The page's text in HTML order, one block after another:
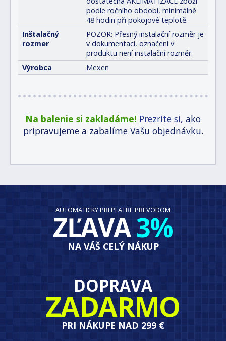
podle ročního období, minimálně
48 hodin při pokojové teplotě.
Inštalačný
rozmer
POZOR: Přesný instalační rozměr je
v dokumentaci, označení v
produktu není instalační rozměr.
Výrobca
Mexen
Na balenie si zakladáme! Prezrite si, ako
pripravujeme a zabalíme Vašu objednávku.
AUTOMATICKY PRI PLATBE PREVODOM
ZĽAVA3%
NA VÁŠ CELÝ NÁKUP
DOPRAVA
ZADARMO
PRI NÁKUPE NAD 299 €